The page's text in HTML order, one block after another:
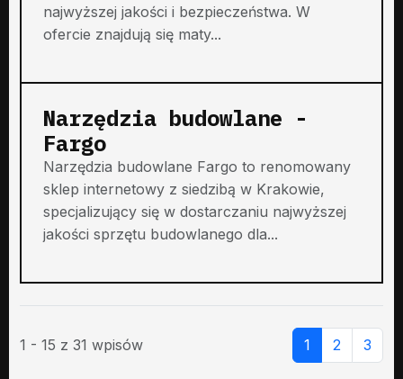
najwyższej jakości i bezpieczeństwa. W
ofercie znajdują się maty...
Narzędzia budowlane -
Fargo
Narzędzia budowlane Fargo to renomowany
sklep internetowy z siedzibą w Krakowie,
specjalizujący się w dostarczaniu najwyższej
jakości sprzętu budowlanego dla...
1 - 15 z 31 wpisów 1 2 3